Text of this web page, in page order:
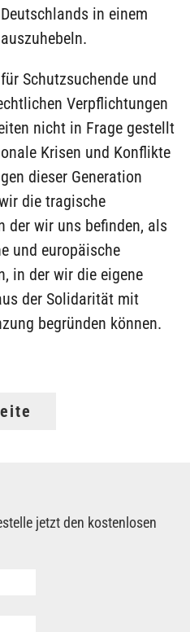
in einem
Schutzsuchende und
Verpflichtungen
nicht in Frage gestellt
Krisen und Konflikte
dieser Generation
die tragische
der wir uns befinden, als
und europäische
in der wir die eigene
der Solidarität mit
begründen können.
jetzt den kostenlosen